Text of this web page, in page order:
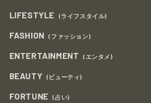
LIFESTYLE (ライフスタイル)
FASHION (ファッション)
ENTERTAINMENT (エンタメ)
BEAUTY (ビューティ)
FORTUNE (占い)